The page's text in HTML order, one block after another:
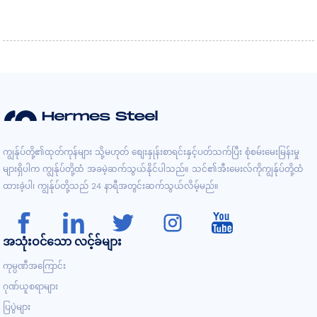
ကျွန်ုပ်တို့၏ထုတ်ကုန်များ သို့မဟုတ် စျေးနှုန်းစာရင်းနှင့်ပတ်သက်ပြီး စုံစမ်းမေးမြန်းမှု
များရှိပါက ကျွန်ုပ်တို့ထံ အခမဲ့ဆက်သွယ်နိုင်ပါသည်။ သင်၏အီးမေးလ်ကိုကျွန်ုပ်တို့ထံ
ထားခဲ့ပါ၊ ကျွန်ုပ်တို့သည် 24 နာရီအတွင်းဆက်သွယ်လိမ့်မည်။
အသုံးဝင်သော လင့်ခ်များ
ကုမ္ပဏီအကြောင်း
ဂုဏ်ယူစရာများ
ပြပွဲများ